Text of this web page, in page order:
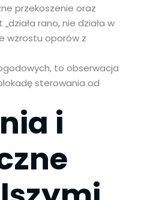
przekoszenie oraz
rano, nie działa w
wzrostu oporów z
to obserwacja
sterowania od
i